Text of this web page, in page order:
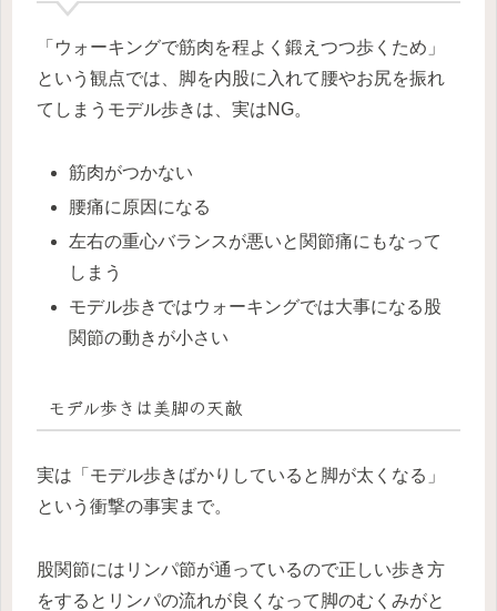
「ウォーキングで筋肉を程よく鍛えつつ歩くため」
という観点では、脚を内股に入れて腰やお尻を振れ
てしまうモデル歩きは、実はNG。
筋肉がつかない
腰痛に原因になる
左右の重心バランスが悪いと関節痛にもなって
しまう
モデル歩きではウォーキングでは大事になる股
関節の動きが小さい
モデル歩きは美脚の天敵
実は「モデル歩きばかりしていると脚が太くなる」
という衝撃の事実まで。
股関節にはリンパ節が通っているので正しい歩き方
をするとリンパの流れが良くなって脚のむくみがと